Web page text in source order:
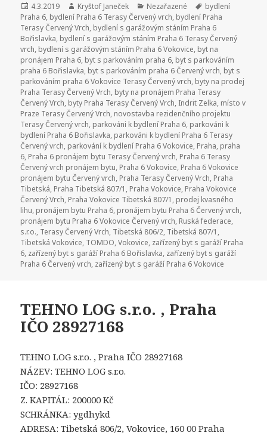
Publikováno:
4.3.2019 Autor:
Kryštof Janeček Rubriky:
Nezařazené Štítky:
bydlení
Praha 6, bydlení Praha 6 Terasy Červený vrch, bydlení Praha
Terasy Červený Vrch, bydlení s garážovým stáním Praha 6
Bořislavka, bydlení s garážovým stáním Praha 6 Terasy Červený
vrch, bydlení s garážovým stáním Praha 6 Vokovice, byt na
pronájem Praha 6, byt s parkováním praha 6, byt s parkováním
praha 6 Bořislavka, byt s parkováním praha 6 Červený vrch, byt s
parkováním praha 6 Vokovice Terasy Červený vrch, byty na prodej
Praha Terasy Červený Vrch, byty na pronájem Praha Terasy
Červený Vrch, byty Praha Terasy Červený Vrch, Indrit Zelka, místo v
Praze Terasy Červený Vrch, novostavba rezidenčního projektu
Terasy Červený vrch, parkováni k bydlení Praha 6, parkováni k
bydlení Praha 6 Bořislavka, parkováni k bydlení Praha 6 Terasy
Červený vrch, parkování k bydlení Praha 6 Vokovice, Praha, praha
6, Praha 6 pronájem bytu Terasy Červený vrch, Praha 6 Terasy
Červený vrch pronájem bytu, Praha 6 Vokovice, Praha 6 Vokovice
pronájem bytu Červený vrch, Praha Terasy Červený Vrch, Praha
Tibetská, Praha Tibetská 807/1 , Praha Vokovice, Praha Vokovice
Červený Vrch, Praha Vokovice Tibetská 807/1 , prodej kvasného
lihu, pronájem bytu Praha 6, pronájem bytu Praha 6 Červený vrch,
pronájem bytu Praha 6 Vokovice Červený vrch, Ruská federace,
s.r.o., Terasy Červený Vrch, Tibetská 806/2, Tibetská 807/1 ,
Tibetská Vokovice, TOMDO,Vokovice, zařízený byt s garáží Praha
6, zařízený byt s garáží Praha 6 Bořislavka, zařízený byt s garáží
Praha 6 Červený vrch, zařízený byt s garáží Praha 6 Vokovice
TEHNO LOG s.r.o. , Praha
IČO 28927168
TEHNO LOG s.r.o. , Praha IČO 28927168
NÁZEV: TEHNO LOG s.r.o.
IČO: 28927168
Z. KAPITÁL: 200000 Kč
SCHRÁNKA: ygdhykd
ADRESA: Tibetská 806/2, Vokovice, 160 00 Praha